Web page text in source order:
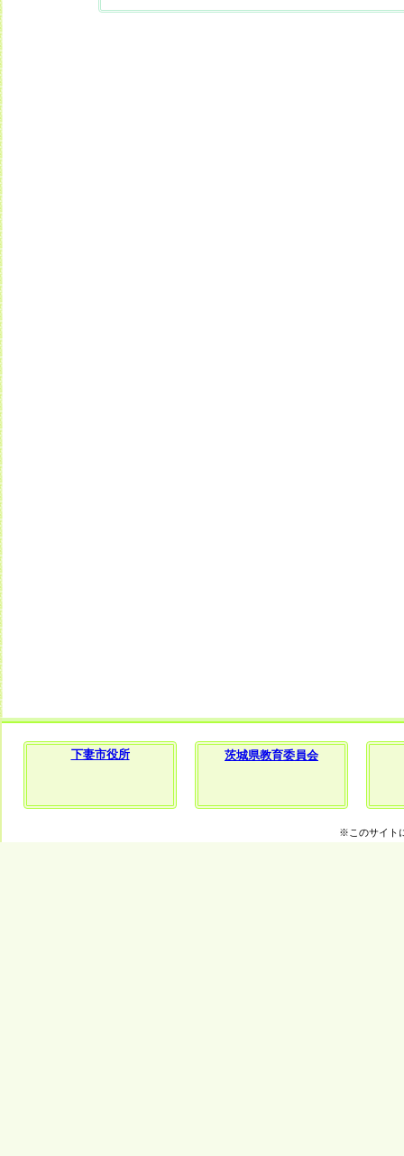
下妻市役所 茨城県教育委員会
※このサイト